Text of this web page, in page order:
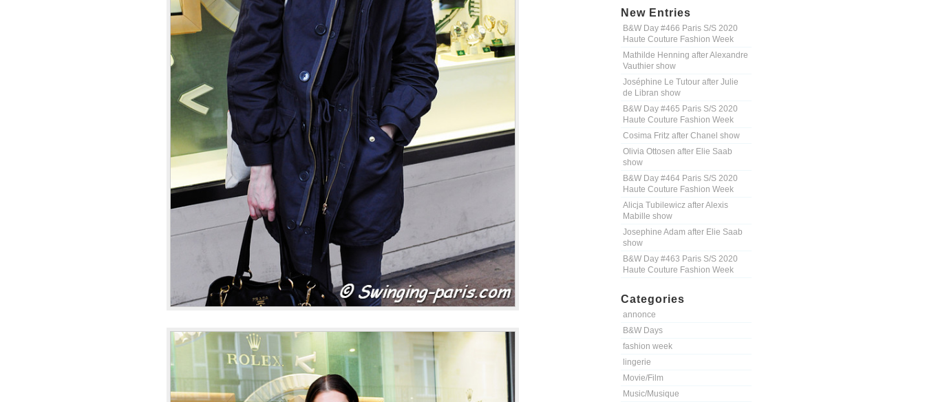
New Entries
B&W Day #466 Paris S/S 2020
Haute Couture Fashion Week
Mathilde Henning after Alexandre
Vauthier show
Joséphine Le Tutour after Julie
de Libran show
B&W Day #465 Paris S/S 2020
Haute Couture Fashion Week
Cosima Fritz after Chanel show
Olivia Ottosen after Elie Saab
show
B&W Day #464 Paris S/S 2020
Haute Couture Fashion Week
Alicja Tubilewicz after Alexis
Mabille show
Josephine Adam after Elie Saab
show
B&W Day #463 Paris S/S 2020
Haute Couture Fashion Week
Categories
annonce
B&W Days
fashion week
lingerie
Movie/Film
Music/Musique